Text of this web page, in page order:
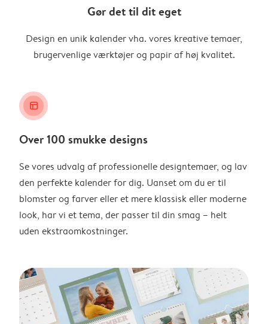
Gør det til dit eget
Design en unik kalender vha. vores kreative temaer,
brugervenlige værktøjer og papir af høj kvalitet.
layout_alt
Over 100 smukke designs
Se vores udvalg af professionelle designtemaer, og lav
den perfekte kalender for dig. Uanset om du er til
blomster og farver eller et mere klassisk eller moderne
look, har vi et tema, der passer til din smag – helt
uden ekstraomkostninger.